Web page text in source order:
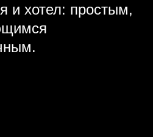
и хотел: простым,